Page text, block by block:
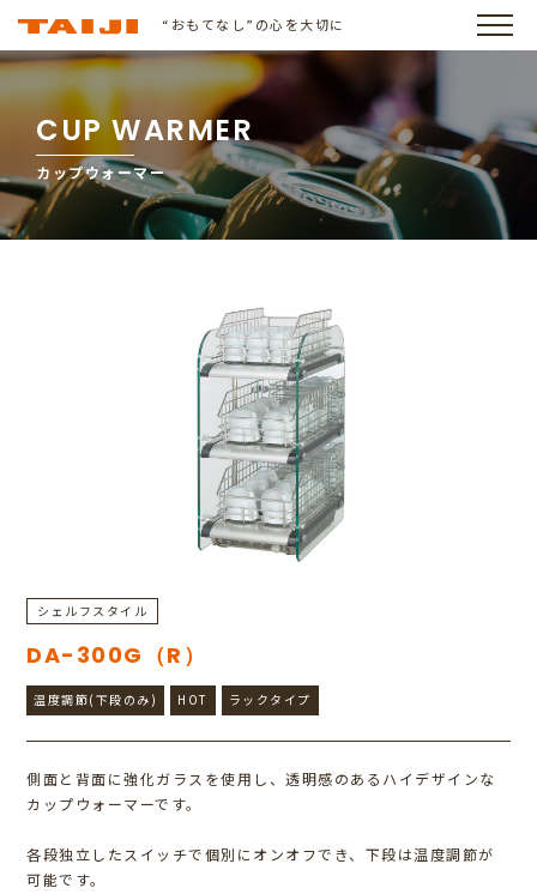
“おもてなし”の心を大切に
CUP WARMER
カップウォーマー
シェルフスタイル
DA-300G（R）
温度調節(下段のみ) HOT ラックタイプ
側面と背面に強化ガラスを使用し、透明感のあるハイデザインな
カップウォーマーです。
各段独立したスイッチで個別にオンオフでき、下段は温度調節が
可能です。